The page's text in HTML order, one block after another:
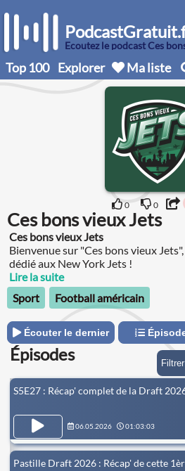
Écoutez le podcast Ces
Top 100 Explorer Ma liste
0 0
Ces bons vieux Jets
Ces bons vieux Jets
Bienvenue sur "Ces bons vieux
dédié aux New York Jets !
Lire la suite
Sport
Football américain
Écouter le dernier
Épisodes
S5E27 : Récap' complet de la Draft
06.05.2026 01:03:03
Pastille Draft 2026 : Récap' de cette